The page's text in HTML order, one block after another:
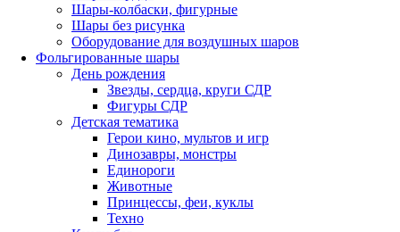
Шары-колбаски, фигурные
Шары без рисунка
Оборудование для воздушных шаров
Фольгированные шары
День рождения
Звезды, сердца, круги СДР
Фигуры СДР
Детская тематика
Герои кино, мультов и игр
Динозавры, монстры
Единороги
Животные
Принцессы, феи, куклы
Техно